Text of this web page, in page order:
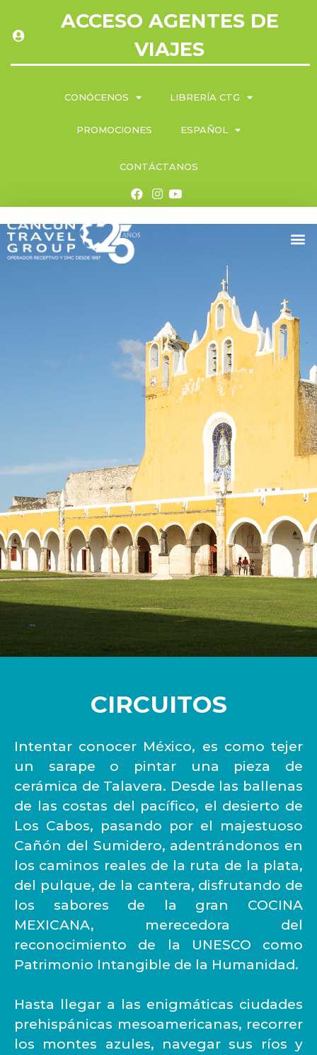
ACCESO AGENTES DE
VIAJES
CONÓCENOS LIBRERÍA CTG
PROMOCIONES ESPAÑOL
CONTÁCTANOS
CIRCUITOS
Intentar conocer México, es como tejer
un sarape o pintar una pieza de
cerámica de Talavera. Desde las ballenas
de las costas del pacífico, el desierto de
Los Cabos, pasando por el majestuoso
Cañón del Sumidero, adentrándonos en
los caminos reales de la ruta de la plata,
del pulque, de la cantera, disfrutando de
los sabores de la gran COCINA
MEXICANA, merecedora del
reconocimiento de la UNESCO como
Patrimonio Intangible de la Humanidad.
Hasta llegar a las enigmáticas ciudades
prehispánicas mesoamericanas, recorrer
los montes azules, navegar sus ríos y